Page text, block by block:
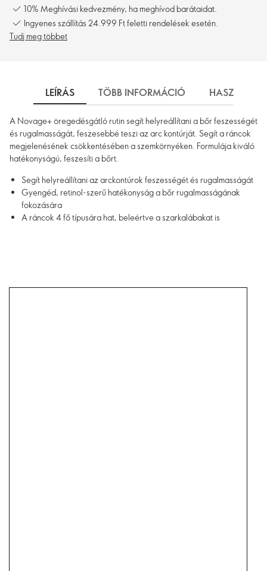
10% Meghívási kedvezmény, ha meghívod barátaidat.
Ingyenes szállítás 24.999 Ft feletti rendelések esetén.
Tudj meg többet
LEÍRÁS TÖBB INFORMÁCIÓ HASZNÁLAT
A Novage+ öregedésgátló rutin segít helyreállítani a bőr feszességét
és rugalmasságát, feszesebbé teszi az arc kontúrját. Segít a ráncok
megjelenésének csökkentésében a szemkörnyéken. Formulája kiváló
hatékonyságú, feszesíti a bőrt.
Segít helyreállítani az arckontúrok feszességét és rugalmasságát
Gyengéd, retinol-szerű hatékonyság a bőr rugalmasságának
fokozására
A ráncok 4 fő típusára hat, beleértve a szarkalábakat is